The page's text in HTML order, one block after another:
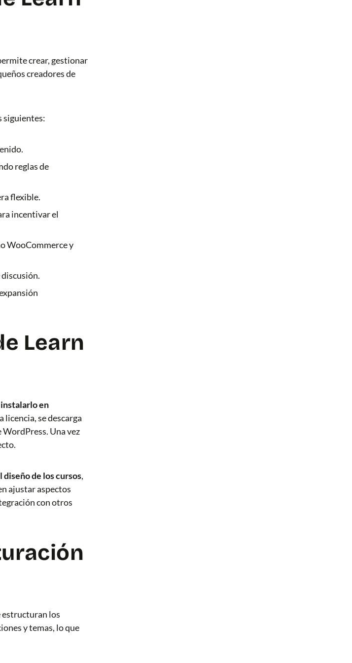
crear, gestionar
creadores de
siguientes:
reglas de
flexible.
incentivar el
WooCommerce y
Learn
en
licencia, se descarga
Una vez
diseño de los cursos,
ajustar aspectos
con otros
estructuran los
y temas, lo que